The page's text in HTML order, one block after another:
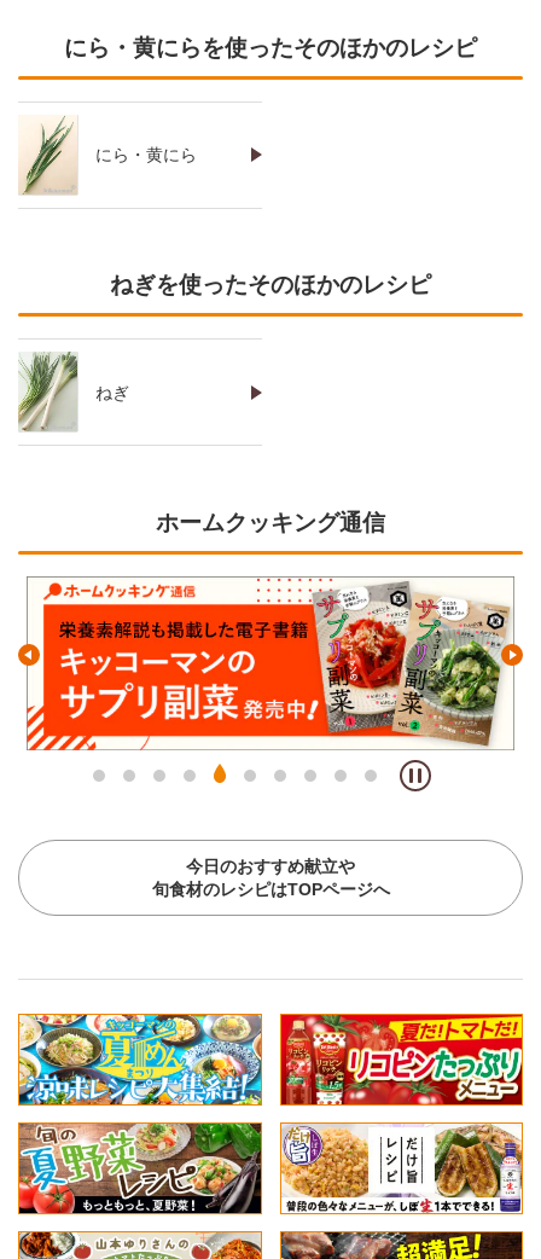
にら・黄にらを使ったそのほかのレシピ
にら・黄にら
ねぎを使ったそのほかのレシピ
ねぎ
ホームクッキング通信
今日のおすすめ献立や
旬食材のレシピはTOPページへ